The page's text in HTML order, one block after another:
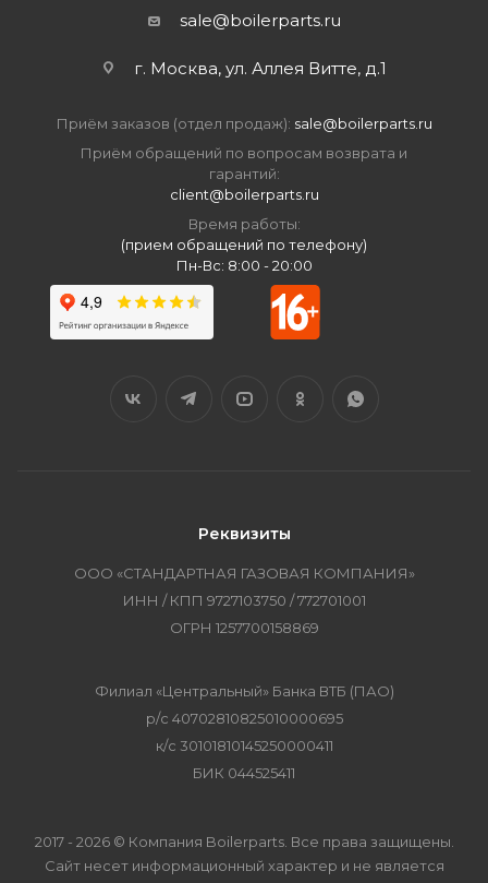
sale@boilerparts.ru
г. Москва, ул. Аллея Витте, д.1
Приём заказов (отдел продаж): sale@boilerparts.ru
Приём обращений по вопросам возврата и
гарантий:
client@boilerparts.ru
Время работы:
(прием обращений по телефону)
Пн-Вс: 8:00 - 20:00
Реквизиты
ООО «СТАНДАРТНАЯ ГАЗОВАЯ КОМПАНИЯ»
ИНН / КПП 9727103750 / 772701001
ОГРН 1257700158869
Филиал «Центральный» Банка ВТБ (ПАО)
р/с 40702810825010000695
к/с 30101810145250000411
БИК 044525411
2017 - 2026 © Компания Boilerparts. Все права защищены.
Сайт несет информационный характер и не является